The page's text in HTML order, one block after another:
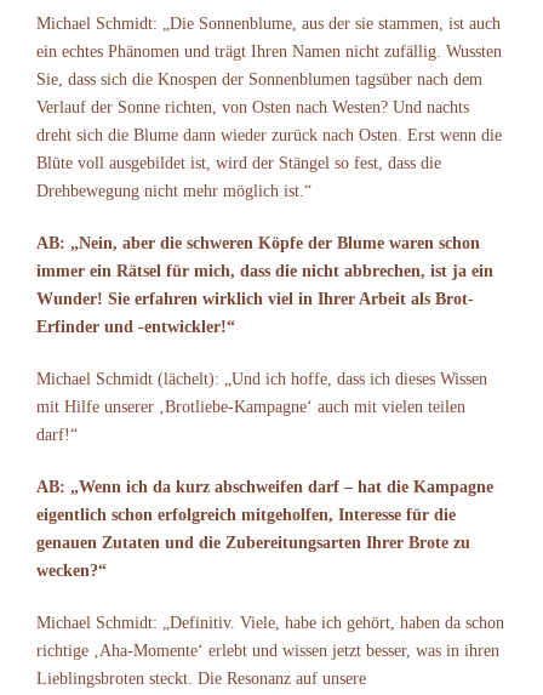
Michael Schmidt: „Die Sonnenblume, aus der sie stammen, ist auch
ein echtes Phänomen und trägt Ihren Namen nicht zufällig. Wussten
Sie, dass sich die Knospen der Sonnenblumen tagsüber nach dem
Verlauf der Sonne richten, von Osten nach Westen? Und nachts
dreht sich die Blume dann wieder zurück nach Osten. Erst wenn die
Blüte voll ausgebildet ist, wird der Stängel so fest, dass die
Drehbewegung nicht mehr möglich ist.“
AB: „Nein, aber die schweren Köpfe der Blume waren schon
immer ein Rätsel für mich, dass die nicht abbrechen, ist ja ein
Wunder! Sie erfahren wirklich viel in Ihrer Arbeit als Brot-
Erfinder und -entwickler!“
Michael Schmidt (lächelt): „Und ich hoffe, dass ich dieses Wissen
mit Hilfe unserer ‚Brotliebe-Kampagne‘ auch mit vielen teilen
darf!“
AB: „Wenn ich da kurz abschweifen darf – hat die Kampagne
eigentlich schon erfolgreich mitgeholfen, Interesse für die
genauen Zutaten und die Zubereitungsarten Ihrer Brote zu
wecken?“
Michael Schmidt: „Definitiv. Viele, habe ich gehört, haben da schon
richtige ‚Aha-Momente‘ erlebt und wissen jetzt besser, was in ihren
Lieblingsbroten steckt. Die Resonanz auf unsere